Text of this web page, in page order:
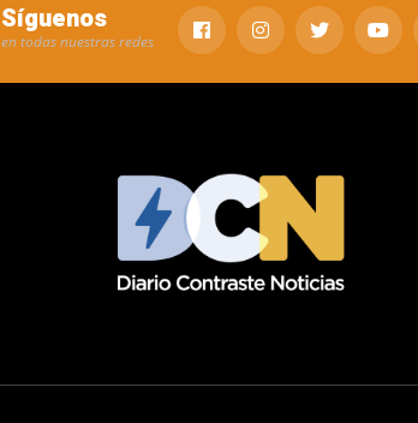
Síguenos
en todas nuestras redes